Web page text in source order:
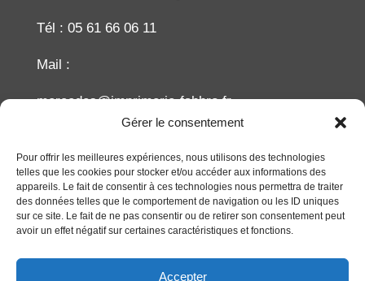
Gérer le consentement
Pour offrir les meilleures expériences, nous utilisons des technologies
telles que les cookies pour stocker et/ou accéder aux informations des
appareils. Le fait de consentir à ces technologies nous permettra de traiter
des données telles que le comportement de navigation ou les ID uniques
sur ce site. Le fait de ne pas consentir ou de retirer son consentement peut
avoir un effet négatif sur certaines caractéristiques et fonctions.
Accepter
Tél : 05 61 66 06 11
Mail :
mercedes@imprimerie-fabbro.fr
Recherche